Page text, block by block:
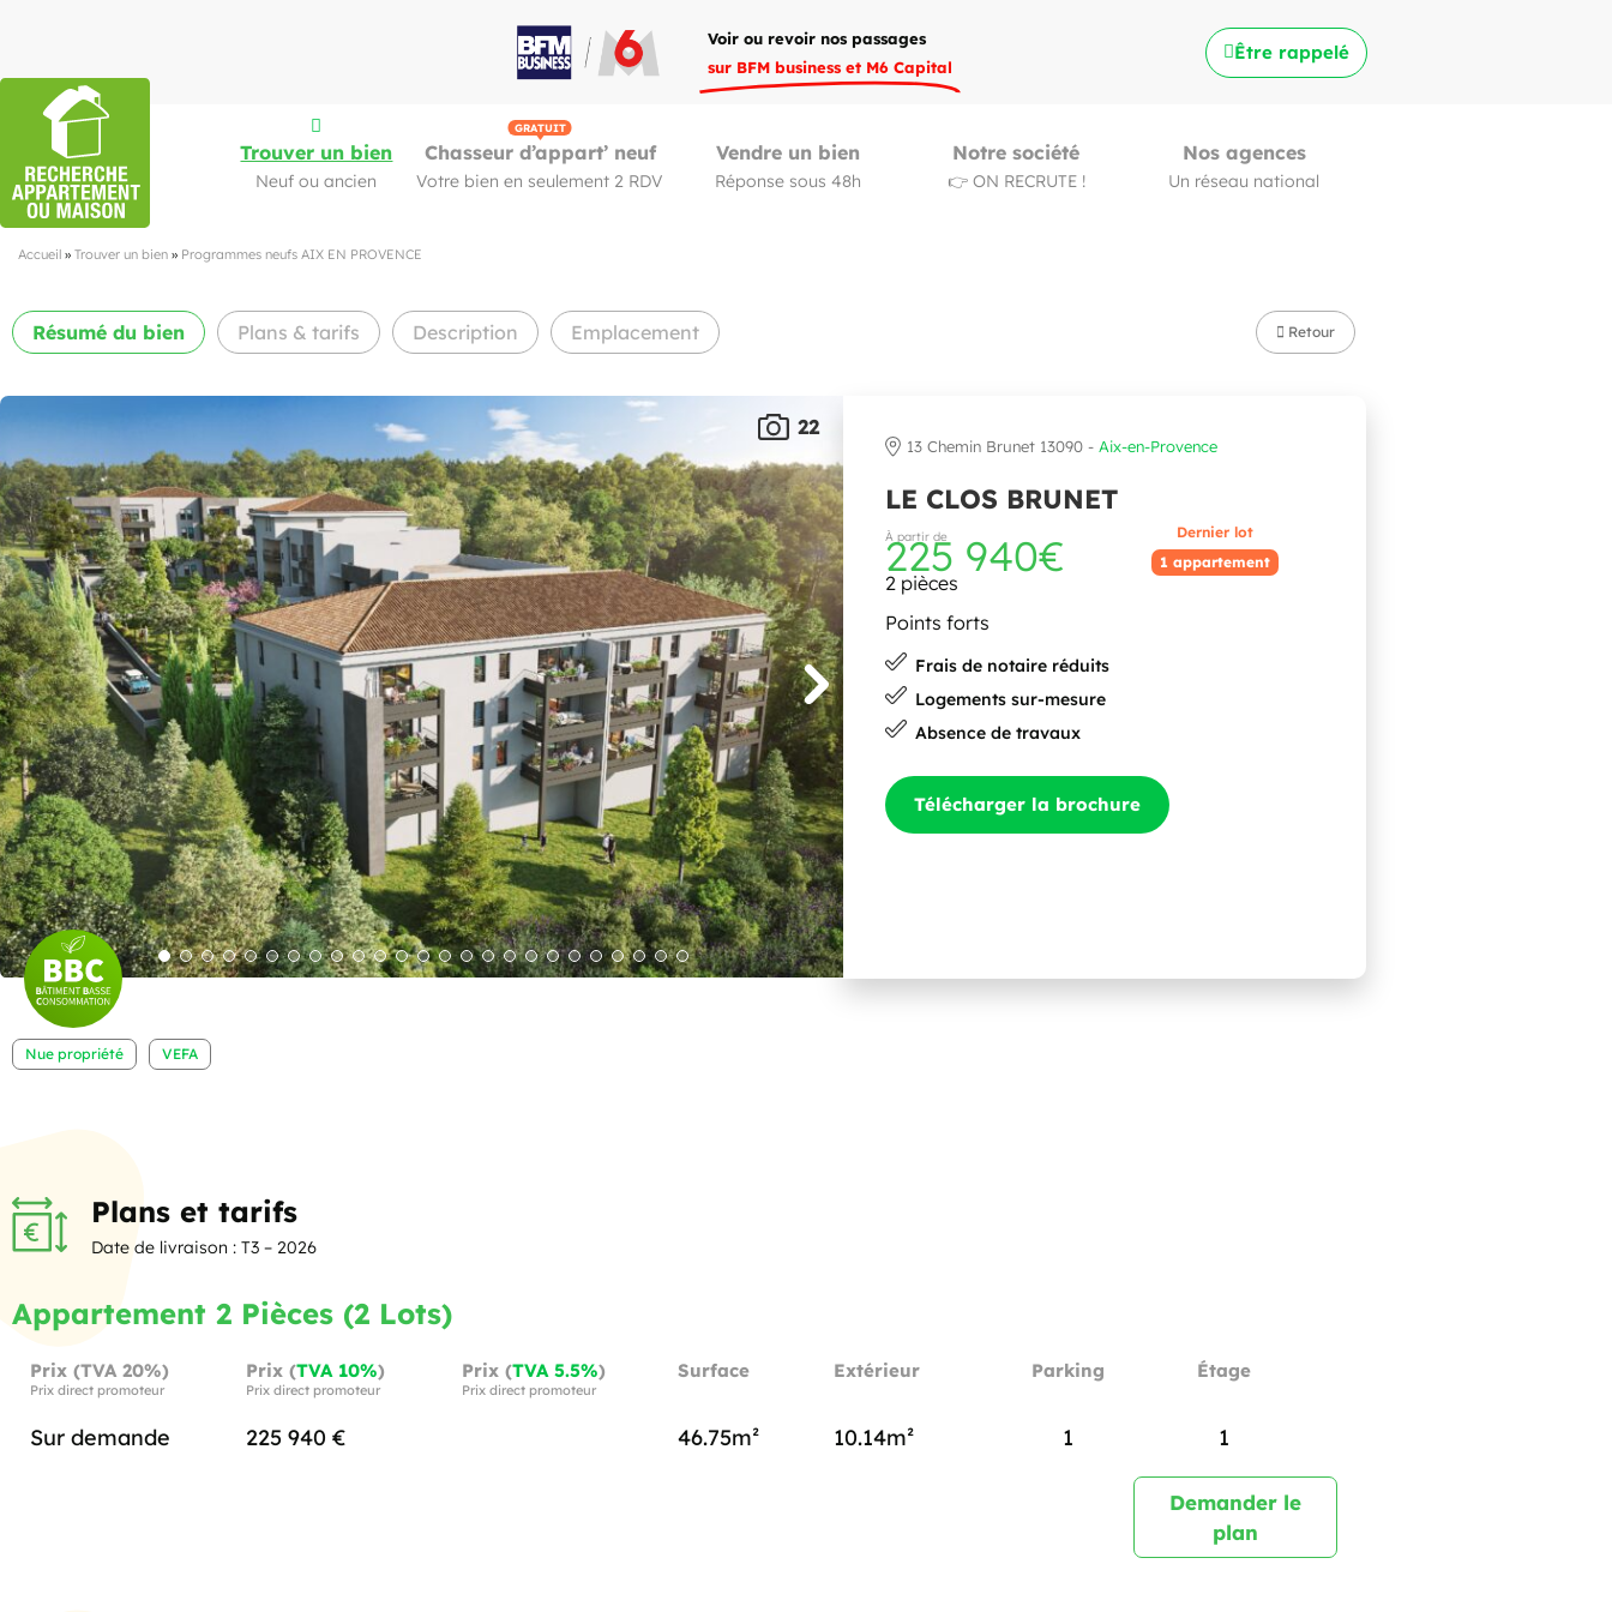
Voir ou revoir nos passages
sur BFM business et M6 Capital
Être rappelé
Trouver un bien
Neuf ou ancien
GRATUIT
Chasseur d’appart’ neuf
Votre bien en seulement 2 RDV
Vendre un bien
Réponse sous 48h
Notre société
👉 ON RECRUTE !
Nos agences
Un réseau national
Accueil » Trouver un bien » Programmes neufs AIX EN PROVENCE
Résumé du bien Plans & tarifs Description Emplacement Retour
22
13 Chemin Brunet 13090 - Aix-en-Provence
LE CLOS BRUNET
À partir de
225 940€
Dernier lot
1 appartement
2 pièces
Points forts
Frais de notaire réduits
Logements sur-mesure
Absence de travaux
Télécharger la brochure
Nue propriété VEFA
Plans et tarifs
Date de livraison : T3 – 2026
Appartement 2 Pièces (2 Lots)
Prix (TVA 20%)
Prix direct promoteur
Prix (TVA 10%)
Prix direct promoteur
Prix (TVA 5.5%)
Prix direct promoteur
Surface Extérieur Parking Étage
Sur demande 225 940 € 46.75m² 10.14m² 1 1
Demander le
plan